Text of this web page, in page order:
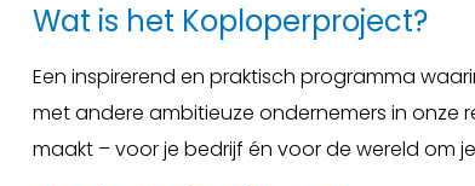
Wat is het Koploperproject?
Een inspirerend en praktisch programma
met andere ambitieuze ondernemers in onze
maakt – voor je bedrijf én voor de wereld om